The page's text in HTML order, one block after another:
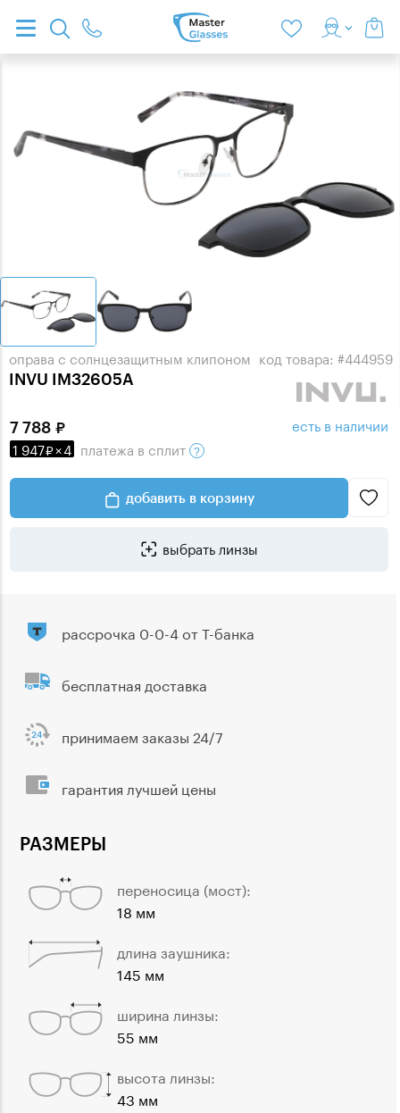
оправа с солнцезащитным клипоном
INVU IM32605A
код товара: #444959
7 788
1 947 ×4 платежа в сплит
есть в наличии
добавить в корзину
выбрать линзы
РАЗМЕРЫ
переносица (мост):
18 мм
длина заушника:
145 мм
ширина линзы:
55 мм
высота линзы:
43 мм
рассрочка 0-0-4 от Т-банка
бесплатная доставка
принимаем заказы 24/7
гарантия лучшей цены